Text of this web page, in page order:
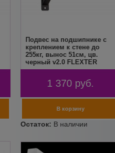
Подвес на подшипнике с
креплением к стене до
255кг, вынос 51см, цв.
черный v2.0 FLEXTER
1 370 руб.